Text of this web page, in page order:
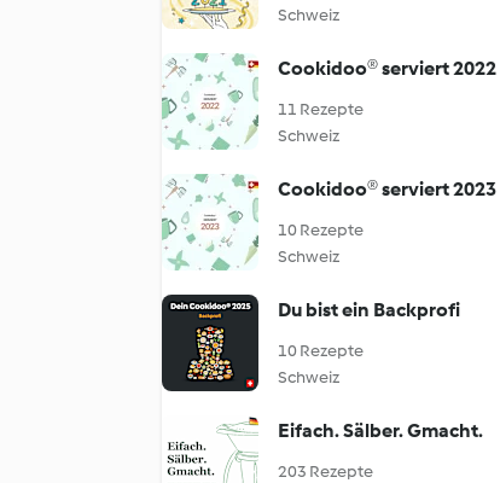
Schweiz
Cookidoo® serviert 2022
11 Rezepte
Schweiz
Cookidoo® serviert 2023
10 Rezepte
Schweiz
Du bist ein Backprofi
10 Rezepte
Schweiz
Eifach. Sälber. Gmacht.
203 Rezepte